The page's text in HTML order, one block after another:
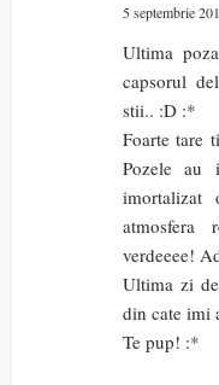
5 septembrie
Ultima
capsorul
stii.. :D :*
Foarte tare
Pozele au
imortalizat
verdeeee!
Ultima zi
din cate imi
Te pup! :*